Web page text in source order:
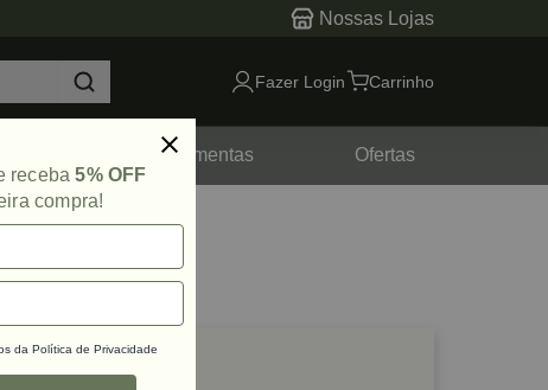
Nossas Lojas
Fazer Login Carrinho
Ferramentas Ofertas
receba5% OFF
compra!
da Política de Privacidade